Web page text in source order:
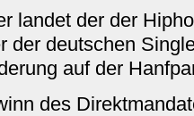
landet der der
der deutschen
auf der
des